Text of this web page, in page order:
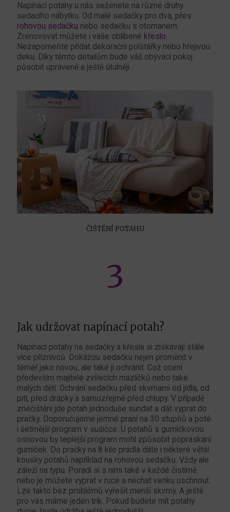
Napínací potahy u nás seženete na různé druhy
sedacího nábytku. Od malé sedačky pro dva, přes
rohovou sedačku nebo sedačku s otomanem.
Zrenovovat můžete i vaše oblíbené křeslo.
Nezapomeňte přidat dekorační polštářky nebo hřejivou
deku. Díky těmto detailům bude váš obývací pokoj
působit upraveně a ještě útulněji.
ČIŠTĚNÍ POTAHU
3
Jak udržovat napínací potah?
Napínací potahy na sedačky a křesla si získávají stále
více příznivců. Dokážou sedačku nejen proměnit v
téměř jako novou, ale také ji ochránit. Což ocení
především majitelé zvířecích mazlíčků nebo také
malých dětí. Ochrání sedačku před skvrnami od jídla, od
pití, před drápky a samozřejmě před chlupy. V případě
znečištění jde potah jednoduše sundat a dát vyprat do
pračky. Doporučujeme jemné praní na 30 stupňů a poté
i šetrnější program v sušičce. U potahů s gumičkovou
osnovou by teplejší program mohl způsobit popraskání
gumiček. Do pračky na 8 kilo prádla dáte i některé větší
kousky potahů například na rohovou sedačku. Vždy ale
záleží na typu. Poradí si s nimi také v každé čistírně
nebo je můžete vyprat v ruce a nechat venku uschnout.
Lze takto bez problémů vyřešit menší skvrny. A ještě
pro vás máme jeden trik. Pokud budete mít potahy